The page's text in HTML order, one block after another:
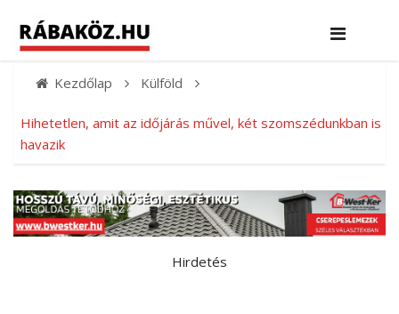
Kezdőlap Külföld
Hihetetlen, amit az időjárás művel, két szomszédunkban is
havazik
Hirdetés